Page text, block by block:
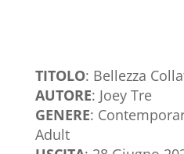
TITOLO: Bellezza
AUTORE: Joey Tre
GENERE:
Adult